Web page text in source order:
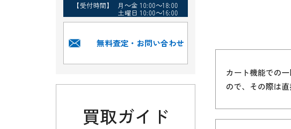
【受付時間】 月～金 10:00～18:00
土曜日 10:00～16:00
無料査定・お問い合わせ
買取ガイド
カート機能での
ので、その際は